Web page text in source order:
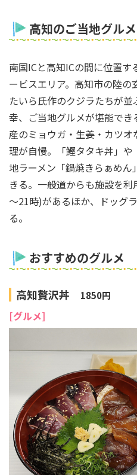
高知のご当地グル
南国ICと高知ICの間に位置
ービスエリア。高知市の陸の
たいら氏作のクジラたちが
幸、ご当地グルメが堪能で
産のミョウガ・生姜・カツ
理が自慢。「鰹タタキ丼」
地ラーメン「鍋焼きらぁめ
きる。一般道からも施設を
～21時)があるほか、ドッグ
る。
おすすめのグルメ
高知贅沢丼 1850円
[グルメ]